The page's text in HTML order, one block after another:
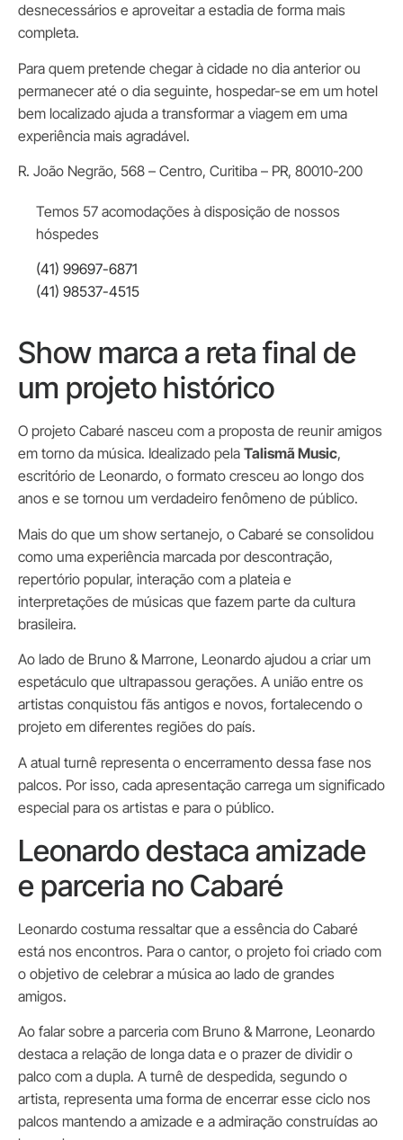
desnecessários e aproveitar a estadia de forma mais
completa.
Para quem pretende chegar à cidade no dia anterior ou
permanecer até o dia seguinte, hospedar-se em um hotel
bem localizado ajuda a transformar a viagem em uma
experiência mais agradável.
R. João Negrão, 568 – Centro, Curitiba – PR, 80010-200
Temos 57 acomodações à disposição de nossos
hóspedes
(41) 99697-6871
(41) 98537-4515
Show marca a reta final de
um projeto histórico
O projeto Cabaré nasceu com a proposta de reunir amigos
em torno da música. Idealizado pela Talismã Music,
escritório de Leonardo, o formato cresceu ao longo dos
anos e se tornou um verdadeiro fenômeno de público.
Mais do que um show sertanejo, o Cabaré se consolidou
como uma experiência marcada por descontração,
repertório popular, interação com a plateia e
interpretações de músicas que fazem parte da cultura
brasileira.
Ao lado de Bruno & Marrone, Leonardo ajudou a criar um
espetáculo que ultrapassou gerações. A união entre os
artistas conquistou fãs antigos e novos, fortalecendo o
projeto em diferentes regiões do país.
A atual turnê representa o encerramento dessa fase nos
palcos. Por isso, cada apresentação carrega um significado
especial para os artistas e para o público.
Leonardo destaca amizade
e parceria no Cabaré
Leonardo costuma ressaltar que a essência do Cabaré
está nos encontros. Para o cantor, o projeto foi criado com
o objetivo de celebrar a música ao lado de grandes
amigos.
Ao falar sobre a parceria com Bruno & Marrone, Leonardo
destaca a relação de longa data e o prazer de dividir o
palco com a dupla. A turnê de despedida, segundo o
artista, representa uma forma de encerrar esse ciclo nos
palcos mantendo a amizade e a admiração construídas ao